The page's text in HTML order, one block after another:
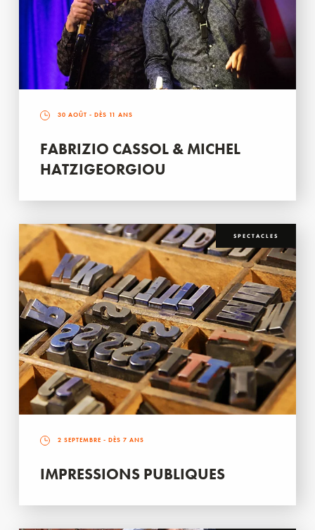
30 AOÛT - DÈS 11 ANS
FABRIZIO CASSOL & MICHEL
HATZIGEORGIOU
SPECTACLES
2 SEPTEMBRE - DÈS 7 ANS
IMPRESSIONS PUBLIQUES